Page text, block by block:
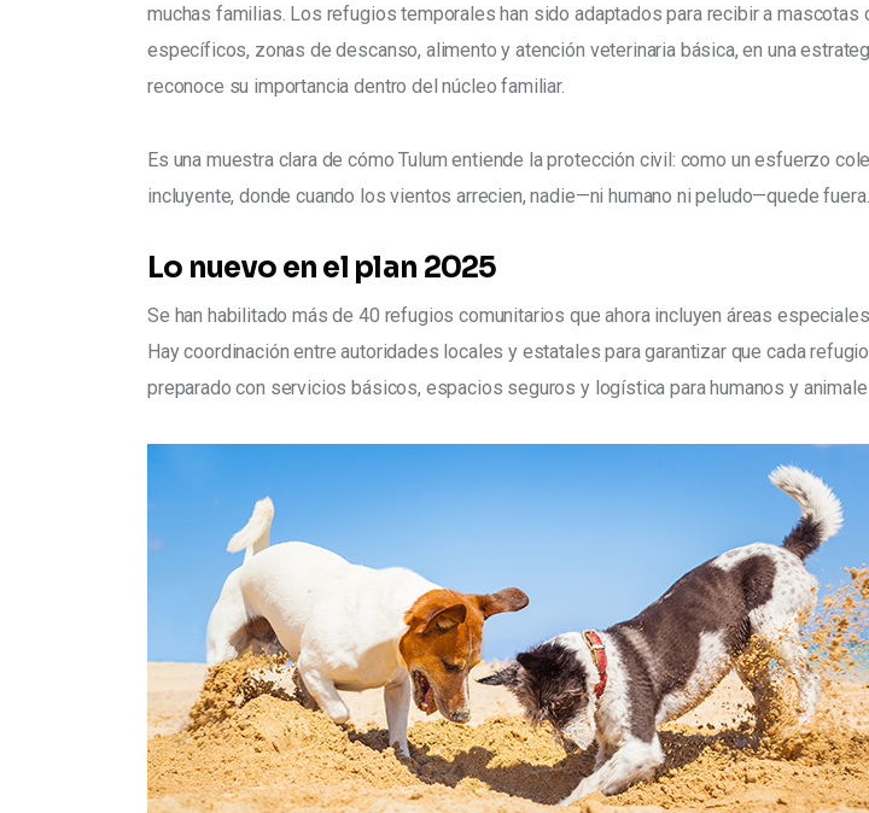
muchas familias. Los refugios temporales han sido adaptados para recibir a mascotas
específicos, zonas de descanso, alimento y atención veterinaria básica, en una
reconoce su importancia dentro del núcleo familiar.
Es una muestra clara de cómo Tulum entiende la protección civil: como un esfuerzo
incluyente, donde cuando los vientos arrecien, nadie—ni humano ni peludo—quede fuera.
Lo nuevo en el plan 2025
Se han habilitado más de 40 refugios comunitarios que ahora incluyen áreas
Hay coordinación entre autoridades locales y estatales para garantizar que cada
preparado con servicios básicos, espacios seguros y logística para humanos y